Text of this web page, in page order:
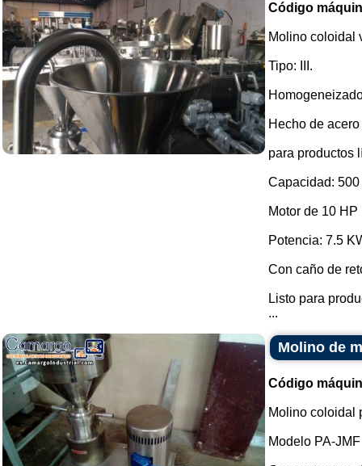
Código
Molino coloidal
Tipo: III.
Hecho de
para productos
Capacidad: 500
Motor de 10 HP
Potencia: 7.5
Con caño de
Listo para
...
Molino de
Código
Molino coloidal
Modelo PA-